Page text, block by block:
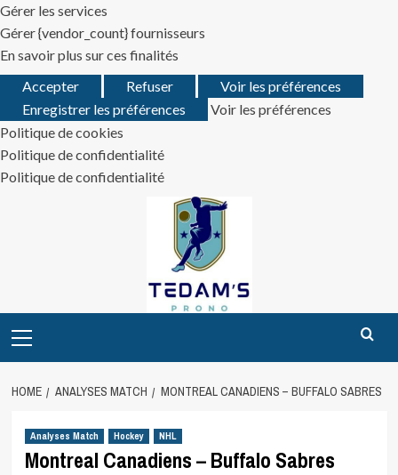
Gérer les services
Gérer {vendor_count} fournisseurs
En savoir plus sur ces finalités
Accepter
Refuser
Voir les préférences
Enregistrer les préférences
Voir les préférences
Politique de cookies
Politique de confidentialité
Politique de confidentialité
Menu
HOME ANALYSES MATCH MONTREAL CANADIENS – BUFFALO SABRES
Analyses Match Hockey NHL
Montreal Canadiens – Buffalo Sabres